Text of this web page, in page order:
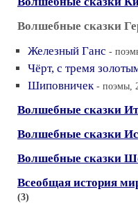
Волшебные сказки
Железный Ганс -
Чёрт, с тремя
Шиповничек - поэмы,
Волшебные сказки
Волшебные сказки
Волшебные сказки
Всеобщая история
(3)